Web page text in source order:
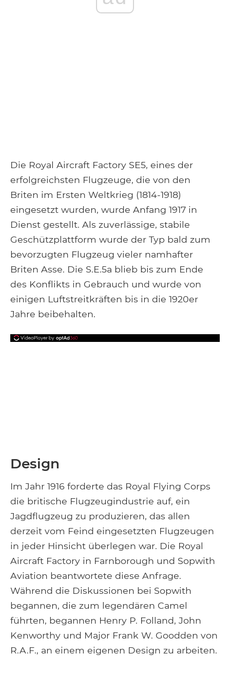
Die Royal Aircraft Factory SE5, eines der
erfolgreichsten Flugzeuge, die von den
Briten im Ersten Weltkrieg (1814-1918)
eingesetzt wurden, wurde Anfang 1917 in
Dienst gestellt. Als zuverlässige, stabile
Geschützplattform wurde der Typ bald zum
bevorzugten Flugzeug vieler namhafter
Briten Asse. Die S.E.5a blieb bis zum Ende
des Konflikts in Gebrauch und wurde von
einigen Luftstreitkräften bis in die 1920er
Jahre beibehalten.
Design
Im Jahr 1916 forderte das Royal Flying Corps
die britische Flugzeugindustrie auf, ein
Jagdflugzeug zu produzieren, das allen
derzeit vom Feind eingesetzten Flugzeugen
in jeder Hinsicht überlegen war. Die Royal
Aircraft Factory in Farnborough und Sopwith
Aviation beantwortete diese Anfrage.
Während die Diskussionen bei Sopwith
begannen, die zum legendären Camel
führten, begannen Henry P. Folland, John
Kenworthy und Major Frank W. Goodden von
R.A.F., an einem eigenen Design zu arbeiten.